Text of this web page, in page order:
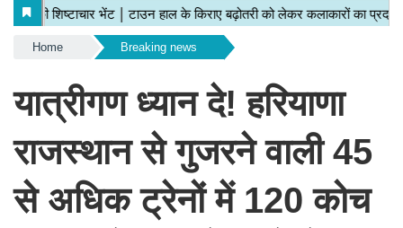
Home Breaking news
यात्रीगण ध्यान दे! हरियाणा
राजस्थान से गुजरने वाली 45
से अधिक ट्रेनों में 120 कोच